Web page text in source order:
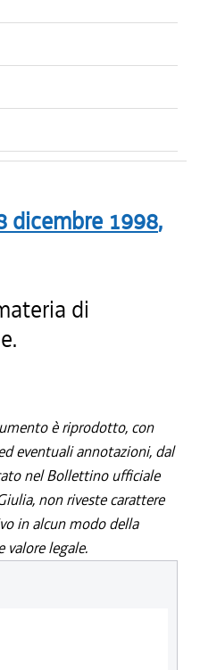
dicembre 1998,
di
è riprodotto, con
eventuali annotazioni, dal
nel Bollettino ufficiale
non riveste carattere
in alcun modo della
valore legale.